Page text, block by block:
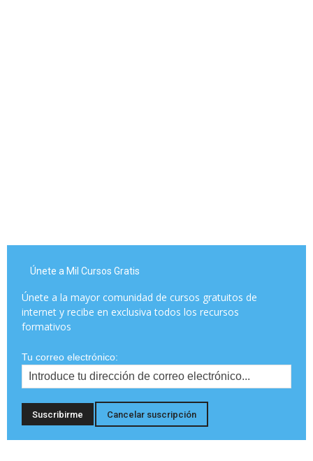
Únete a Mil Cursos Gratis
Únete a la mayor comunidad de cursos gratuitos de
internet y recibe en exclusiva todos los recursos
formativos
Tu correo electrónico: